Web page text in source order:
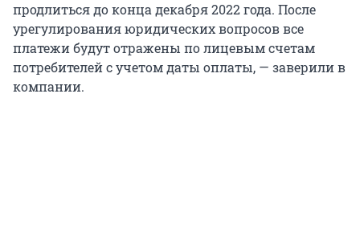
продлиться до конца декабря 2022 года. После
урегулирования юридических вопросов все
платежи будут отражены по лицевым счетам
потребителей с учетом даты оплаты, — заверили в
компании.